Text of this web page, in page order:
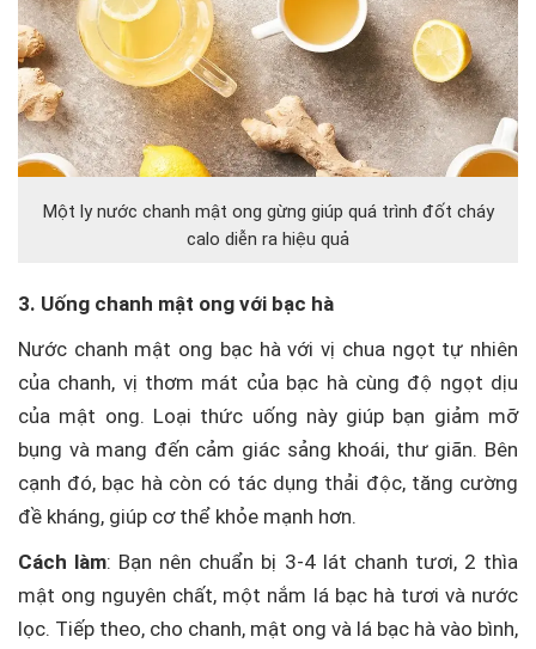
Một ly nước chanh mật ong gừng giúp quá trình đốt cháy
calo diễn ra hiệu quả
3. Uống chanh mật ong với bạc hà
Nước chanh mật ong bạc hà với vị chua ngọt tự nhiên
của chanh, vị thơm mát của bạc hà cùng độ ngọt dịu
của mật ong. Loại thức uống này giúp bạn giảm mỡ
bụng và mang đến cảm giác sảng khoái, thư giãn. Bên
cạnh đó, bạc hà còn có tác dụng thải độc, tăng cường
đề kháng, giúp cơ thể khỏe mạnh hơn.
Cách làm: Bạn nên chuẩn bị 3-4 lát chanh tươi, 2 thìa
mật ong nguyên chất, một nắm lá bạc hà tươi và nước
lọc. Tiếp theo, cho chanh, mật ong và lá bạc hà vào bình,